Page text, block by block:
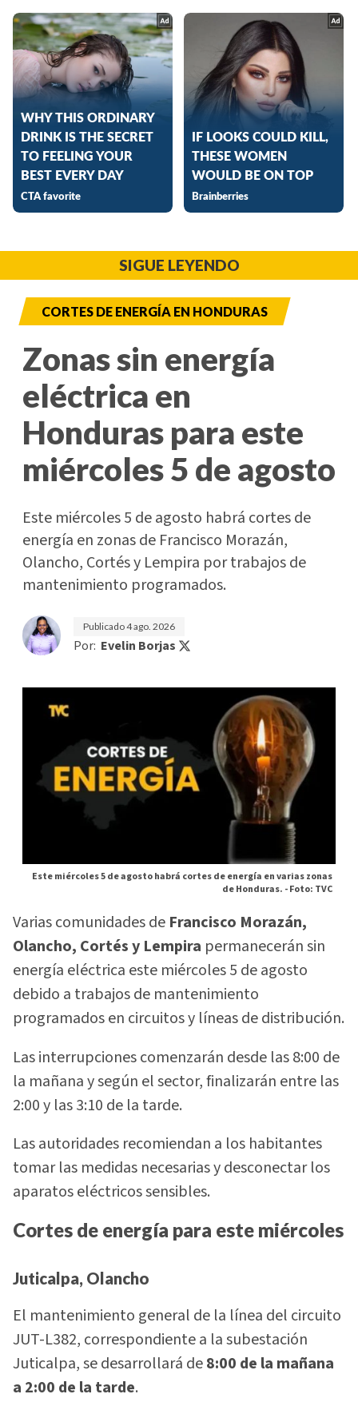
SIGUE LEYENDO
CORTES DE ENERGÍA EN HONDURAS
Zonas sin energía
eléctrica en
Honduras para este
miércoles 5 de agosto
Este miércoles 5 de agosto habrá cortes de
energía en zonas de Francisco Morazán,
Olancho, Cortés y Lempira por trabajos de
mantenimiento programados.
Publicado4 ago. 2026
Por: Evelin Borjas
Este miércoles 5 de agosto habrá cortes de energía en varias zonas
de Honduras. -Foto: TVC
Varias comunidades de Francisco Morazán,
Olancho, Cortés y Lempira permanecerán sin
energía eléctrica este miércoles 5 de agosto
debido a trabajos de mantenimiento
programados en circuitos y líneas de distribución.
Las interrupciones comenzarán desde las 8:00 de
la mañana y según el sector, finalizarán entre las
2:00 y las 3:10 de la tarde.
Las autoridades recomiendan a los habitantes
tomar las medidas necesarias y desconectar los
aparatos eléctricos sensibles.
Cortes de energía para este miércoles
Juticalpa, Olancho
El mantenimiento general de la línea del circuito
JUT-L382, correspondiente a la subestación
Juticalpa, se desarrollará de8:00 de la mañana
a 2:00 de la tarde.